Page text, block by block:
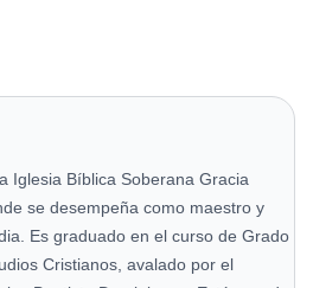
Iglesia Bíblica Soberana Gracia
se desempeña como maestro y
Es graduado en el curso de Grado
Cristianos, avalado por el